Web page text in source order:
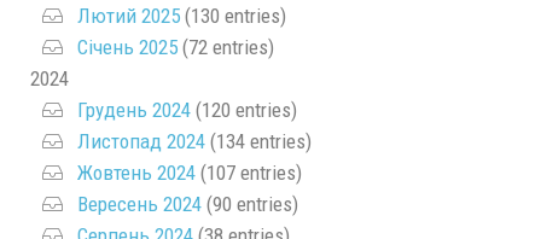
Лютий 2025 (130 entries)
Січень 2025 (72 entries)
2024
Грудень 2024 (120 entries)
Листопад 2024 (134 entries)
Жовтень 2024 (107 entries)
Вересень 2024 (90 entries)